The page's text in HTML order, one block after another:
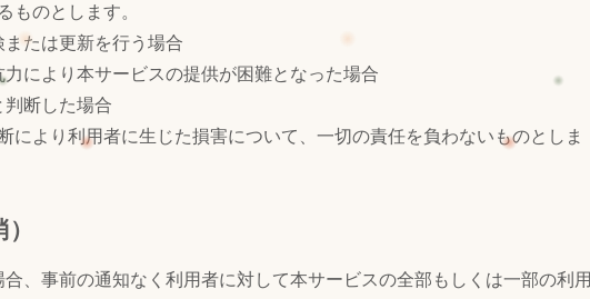
ものとします。
たは更新を行う場合
により本サービスの提供が困難となった場合
断した場合
により利用者に生じた損害について、一切の責任を負わないものとしま
、事前の通知なく利用者に対して本サービスの全部もしくは一部の利用